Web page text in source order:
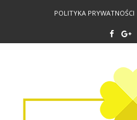
POLITYKA PRYWATNOŚCI